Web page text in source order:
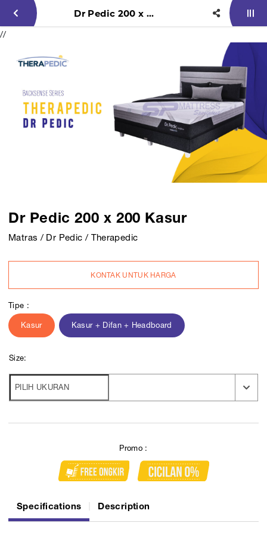
Dr Pedic 200 x 200 Kasur
//
Dr Pedic 200 x 200 Kasur
Matras / Dr Pedic / Therapedic
KONTAK UNTUK HARGA
Tipe :
Kasur Kasur + Difan + Headboard
Size:
Promo :
Specifications Description